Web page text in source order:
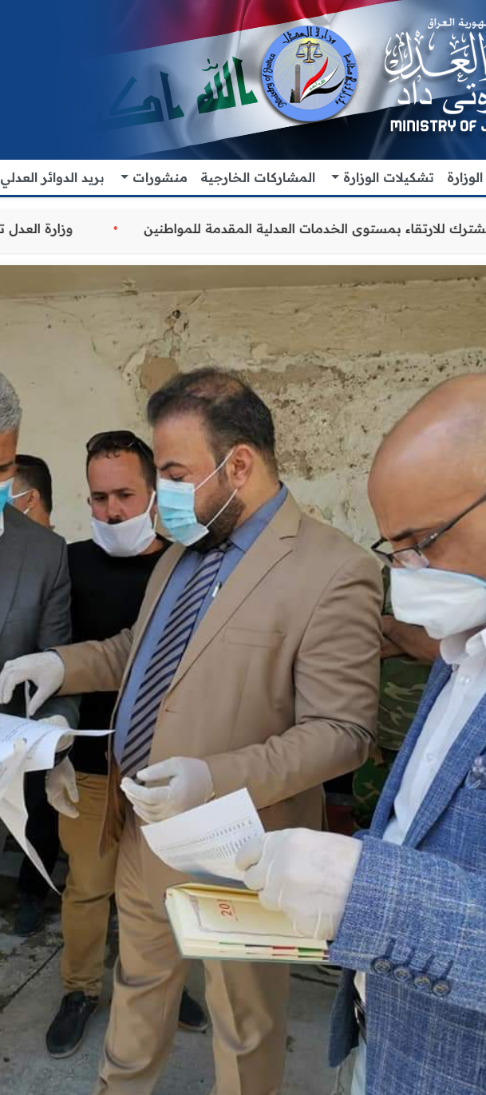
تشكيلات الوزارة المشاركات الخارجية منشورات بريد الدوائر العدلي
والتنسيق المشترك للارتقاء بمستوى الخدمات العدلية المقدمة للمواطنين